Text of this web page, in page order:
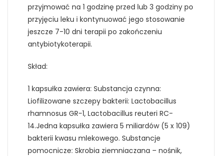
przyjmować na 1 godzinę przed lub 3 godziny po
przyjęciu leku i kontynuować jego stosowanie
jeszcze 7-10 dni terapii po zakończeniu
antybiotykoterapii.
Skład:
1 kapsułka zawiera: Substancja czynna:
Liofilizowane szczepy bakterii: Lactobacillus
rhamnosus GR-1, Lactobacillus reuteri RC-
14.Jedna kapsułka zawiera 5 miliardów (5 x 109)
bakterii kwasu mlekowego. Substancje
pomocnicze: Skrobia ziemniaczana – nośnik,